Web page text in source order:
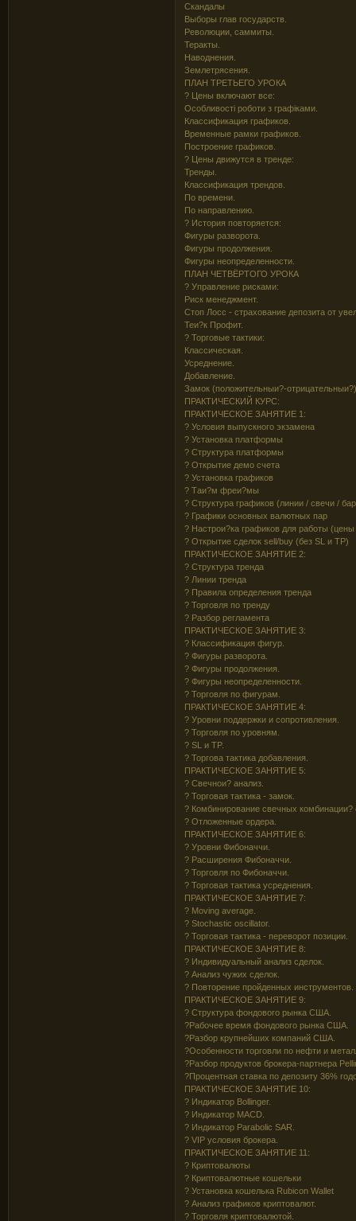
Скандалы
Выборы глав государств.
Революции, саммиты.
Теракты.
Наводнения.
Землетрясения.
ПЛАН ТРЕТЬЕГО УРОКА
? Цены включают все:
Особливості роботи з графіками.
Классификация графиков.
Временные рамки графиков.
Построение графиков.
? Цены движутся в тренде:
Тренды.
Классификация трендов.
По времени.
По направлению.
? История повторяется:
Фигуры разворота.
Фигуры продолжения.
Фигуры неопределенности.
ПЛАН ЧЕТВЁРТОГО УРОКА
? Управление рисками:
Риск менеджмент.
Стоп Лосс - страхование депозита от
Теи?к Профит.
? Торговые тактики:
Классическая.
Усреднение.
Добавление.
Замок (положительныи?-
ПРАКТИЧЕСКИЙ КУРС:
ПРАКТИЧЕСКОЕ ЗАНЯТИЕ 1:
? Условия выпускного экзамена
? Установка платформы
? Структура платформы
? Открытие демо счета
? Установка графиков
? Таи?м фреи?мы
? Структура графиков (линии / свечи /
? Графики основных валютных пар
? Настрои?ка графиков для работы
? Открытие сделок sell/buy (без SL и TP)
ПРАКТИЧЕСКОЕ ЗАНЯТИЕ 2:
? Структура тренда
? Линии тренда
? Правила определения тренда
? Торговля по тренду
? Разбор регламента
ПРАКТИЧЕСКОЕ ЗАНЯТИЕ 3:
? Классификация фигур.
? Фигуры разворота.
? Фигуры продолжения.
? Фигуры неопределенности.
? Торговля по фигурам.
ПРАКТИЧЕСКОЕ ЗАНЯТИЕ 4:
? Уровни поддержки и сопротивления.
? Торговля по уровням.
? SL и TP.
? Торгова тактика добавления.
ПРАКТИЧЕСКОЕ ЗАНЯТИЕ 5:
? Свечнои? анализ.
? Торговая тактика - замок.
? Комбинирование свечных комбинации?
? Отложенные ордера.
ПРАКТИЧЕСКОЕ ЗАНЯТИЕ 6:
? Уровни Фибоначчи.
? Расширения Фибоначчи.
? Торговля по Фибоначчи.
? Торговая тактика усреднения.
ПРАКТИЧЕСКОЕ ЗАНЯТИЕ 7:
? Moving average.
? Stochastic oscillator.
? Торговая тактика - переворот позиции.
ПРАКТИЧЕСКОЕ ЗАНЯТИЕ 8:
? Индивидуальный анализ сделок.
? Анализ чужих сделок.
? Повторение пройденных инструментов.
ПРАКТИЧЕСКОЕ ЗАНЯТИЕ 9:
? Структура фондового рынка США.
?Рабочее время фондового рынка США.
?Разбор крупнейших компаний США.
?Особенности торговли по нефти и
?Разбор продуктов брокера-партнера
?Процентная ставка по депозиту 36%
ПРАКТИЧЕСКОЕ ЗАНЯТИЕ 10:
? Индикатор Bollinger.
? Индикатор MACD.
? Индикатор Parabolic SAR.
? VIP условия брокера.
ПРАКТИЧЕСКОЕ ЗАНЯТИЕ 11:
? Криптовалюты
? Криптовалютные кошельки
? Установка кошелька Rubicon Wallet
? Анализ графиков криптовалют.
? Торговля криптовалютой.